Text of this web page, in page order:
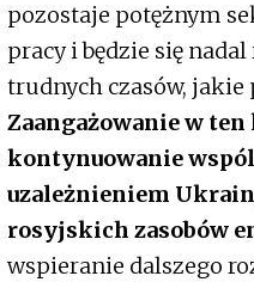
pozostaje potężnym
pracy i będzie się
trudnych czasów,
Zaangażowanie w
kontynuowanie
uzależnieniem
rosyjskich zasobów
wspieranie dalszego